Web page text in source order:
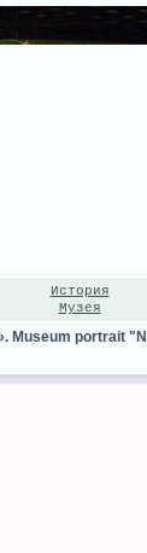
История
Музея
Museum portrait